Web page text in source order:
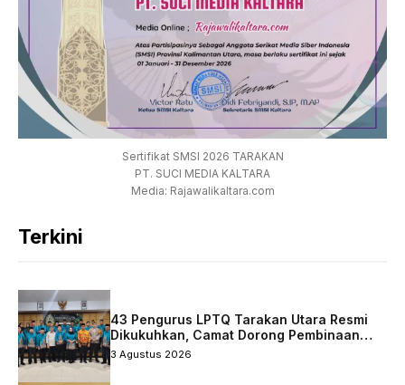
Sertifikat SMSI 2026 TARAKAN
PT. SUCI MEDIA KALTARA
Media: Rajawalikaltara.com
Terkini
43 Pengurus LPTQ Tarakan Utara Resmi
Dikukuhkan, Camat Dorong Pembinaan
Qurani Berkelanjutan
3 Agustus 2026